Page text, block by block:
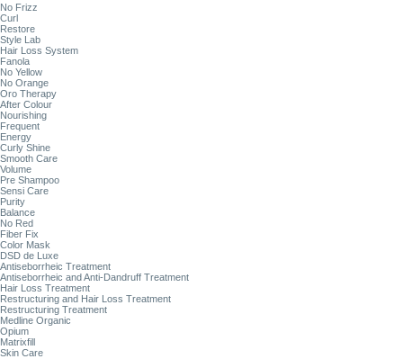
No Frizz
Curl
Restore
Style Lab
Hair Loss System
Fanola
No Yellow
No Orange
Oro Therapy
After Colour
Nourishing
Frequent
Energy
Curly Shine
Smooth Care
Volume
Pre Shampoo
Sensi Care
Purity
Balance
No Red
Fiber Fix
Color Mask
DSD de Luxe
Antiseborrheic Treatment
Antiseborrheic and Anti-Dandruff Treatment
Hair Loss Treatment
Restructuring and Hair Loss Treatment
Restructuring Treatment
Medline Organic
Opium
Matrixfill
Skin Care